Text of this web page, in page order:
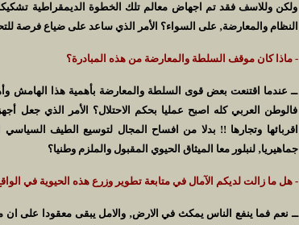
ولكن وللاسف فقد تم اجهاض معالم تلك الخطوة الديمقراطية
النظام والمعارضة‚ على السواء؟ الأمر الذي ساعد على ضياع فرصة
- ماذا كان موقف السلطة والمعارضة من هذه المبادرة؟
ــ عندما اقتنعت بعض قوى السلطة والمعارضة بأهمية هذا الهامش
فالوطن العربي كله اصبح عمليا بحكم الاحتلال؟ الأمر الذي جعل
اقربائها وتجارها !! بدلا من افساح المجال لتوسيع الطيف السياسي
جماهيريا‚ لنبلور معا الميثاق الحيوي المقبول والملزم وطنيا؟
- هل ما زالت لديكم الآمال في متابعة تطوير وزرع هذه الحيوية في
ــ نعم فما ينفع الناس يمكث في الارض‚ والامل يبقى معقودا على ان